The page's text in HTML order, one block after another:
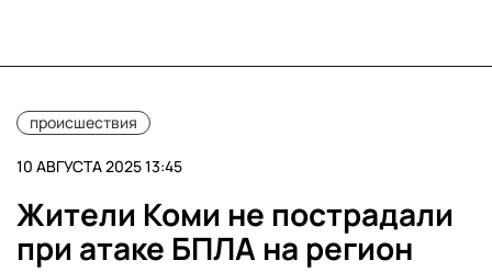
происшествия
10 АВГУСТА 2025 13:45
Жители Коми не пострадали
при атаке БПЛА на регион